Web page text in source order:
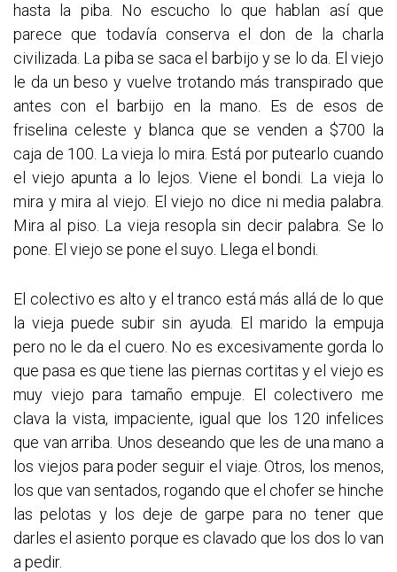
hasta la piba. No escucho lo que hablan así que
parece que todavía conserva el don de la charla
civilizada. La piba se saca el barbijo y se lo da. El viejo
le da un beso y vuelve trotando más transpirado que
antes con el barbijo en la mano. Es de esos de
friselina celeste y blanca que se venden a $700 la
caja de 100. La vieja lo mira. Está por putearlo cuando
el viejo apunta a lo lejos. Viene el bondi. La vieja lo
mira y mira al viejo. El viejo no dice ni media palabra.
Mira al piso. La vieja resopla sin decir palabra. Se lo
pone. El viejo se pone el suyo. Llega el bondi.
El colectivo es alto y el tranco está más allá de lo que
la vieja puede subir sin ayuda. El marido la empuja
pero no le da el cuero. No es excesivamente gorda lo
que pasa es que tiene las piernas cortitas y el viejo es
muy viejo para tamaño empuje. El colectivero me
clava la vista, impaciente, igual que los 120 infelices
que van arriba. Unos deseando que les de una mano a
los viejos para poder seguir el viaje. Otros, los menos,
los que van sentados, rogando que el chofer se hinche
las pelotas y los deje de garpe para no tener que
darles el asiento porque es clavado que los dos lo van
a pedir.